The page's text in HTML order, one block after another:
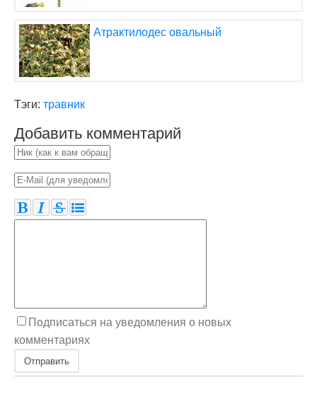
Атрактилодес овальный
Тэги: травник
Добавить комментарий
Подписаться на уведомления о новых
комментариях
Отправить